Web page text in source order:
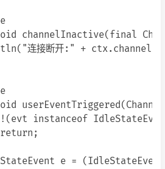
channelInactive(final
连接断开:" +
instanceof
e =